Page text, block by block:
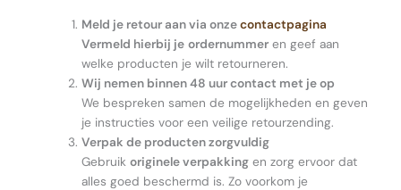
Meld je retour aan via onzecontactpagina
Vermeld hierbij je ordernummer en geef aan
welke producten je wilt retourneren.
Wij nemen binnen 48 uur contact met je op
We bespreken samen de mogelijkheden en geven
je instructies voor een veilige retourzending.
Verpak de producten zorgvuldig
Gebruikoriginele verpakking en zorg ervoor dat
alles goed beschermd is. Zo voorkom je